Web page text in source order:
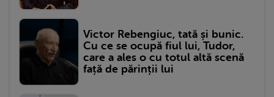
Victor Rebengiuc, tată și bunic.
Cu ce se ocupă fiul lui, Tudor,
care a ales o cu totul altă scenă
față de părinții lui